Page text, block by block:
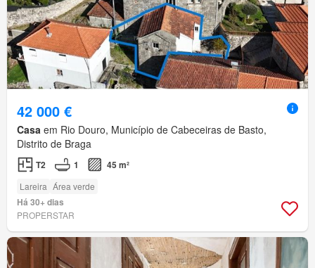
42 000 €
Casa em Rio Douro, Município de Cabeceiras de Basto,
Distrito de Braga
T2 1 45 m²
Lareira Área verde
Há 30+ dias
PROPERSTAR